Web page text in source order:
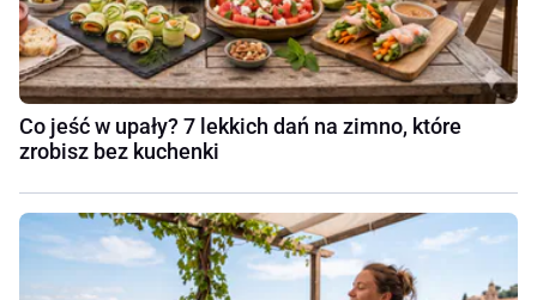
Co jeść w upały? 7 lekkich dań na zimno, które
zrobisz bez kuchenki